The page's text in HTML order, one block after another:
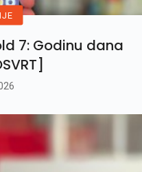
7: Godinu dana